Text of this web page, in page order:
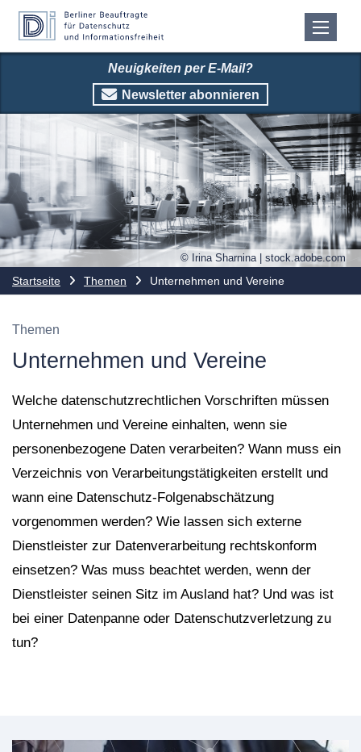
Neuigkeiten per E-Mail?
Newsletter abonnieren
© Irina Sharnina | stock.adobe.com
Startseite Themen Unternehmen und Vereine
Themen
Unternehmen und Vereine
Welche datenschutzrechtlichen Vorschriften müssen
Unternehmen und Vereine einhalten, wenn sie
personenbezogene Daten verarbeiten? Wann muss ein
Verzeichnis von Verarbeitungstätigkeiten erstellt und
wann eine Datenschutz-Folgenabschätzung
vorgenommen werden? Wie lassen sich externe
Dienstleister zur Datenverarbeitung rechtskonform
einsetzen? Was muss beachtet werden, wenn der
Dienstleister seinen Sitz im Ausland hat? Und was ist
bei einer Datenpanne oder Datenschutzverletzung zu
tun?